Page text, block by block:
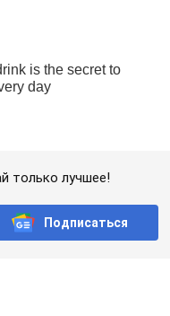
только лучшее!
Подписаться